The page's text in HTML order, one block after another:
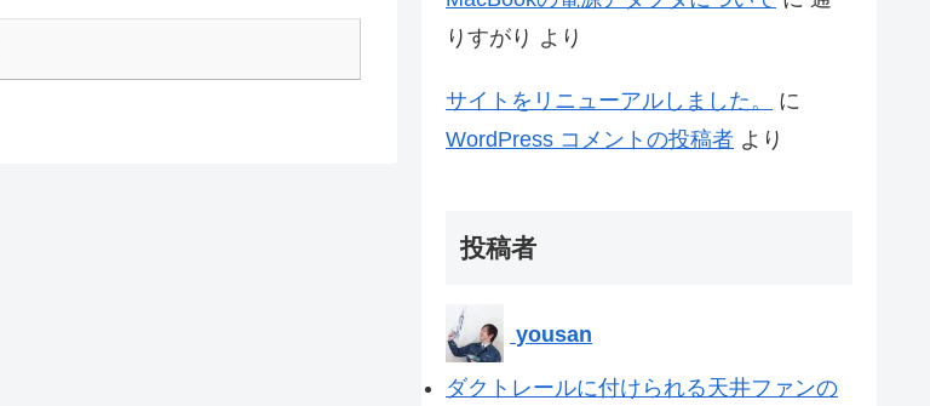
りすがり より
サイトをリニューアルしました。
に
WordPress コメントの投稿者 より
投稿者
yousan
ダクトレールに付けられる天井ファンの